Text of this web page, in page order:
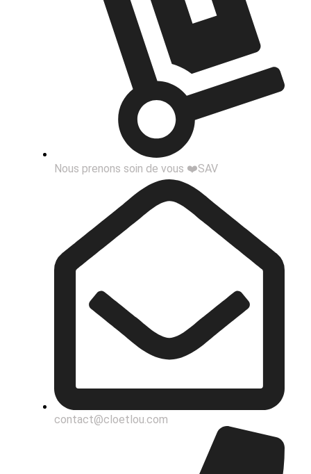
Nous prenons soin de vous ❤️SAV
contact@cloetlou.com